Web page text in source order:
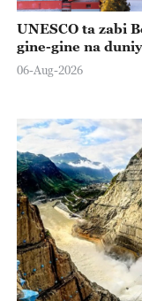
UNESCO ta zabi
gine-gine na
06-Aug-2026